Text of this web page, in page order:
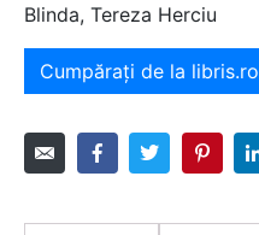
Blinda, Tereza Herciu
Cumpărați de la libris.ro